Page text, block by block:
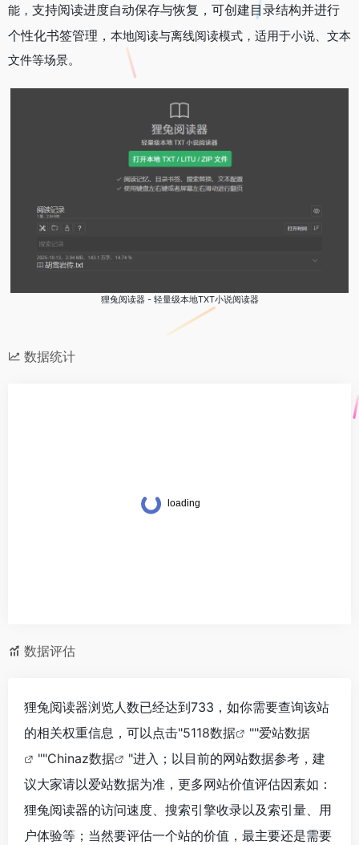
能， 支持阅读进度自动保存与恢复， 可创建目录结构并进行
个性化书签管理， 本地阅读与离线阅读模式，适用于小说、文本
文件等场景。
狸兔阅读器 - 轻量级本地TXT小说阅读器
数据统计
数据评估
狸兔阅读器浏览人数已经达到733，如你需要查询该站
的相关权重信息，可以点击"5118数据 ""爱站数据
""Chinaz数据
"进入；以目前的网站数据参考，建
议大家请以爱站数据为准，更多网站价值评估因素如：
狸兔阅读器的访问速度、搜索引擎收录以及索引量、用
户体验等；当然要评估一个站的价值，最主要还是需要